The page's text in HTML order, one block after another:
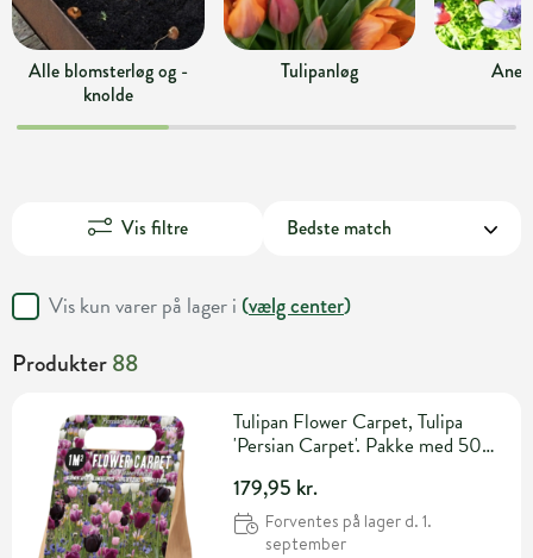
Alle blomsterløg og -
knolde
Tulipanløg
Vis filtre
Vis kun varer på lager i (vælg center)
Produkter88
Tulipan Flower Carpet, Tulipa
'Persian Carpet'. Pakke med 50
179,95 kr.
Forventes på lager d. 1.
september